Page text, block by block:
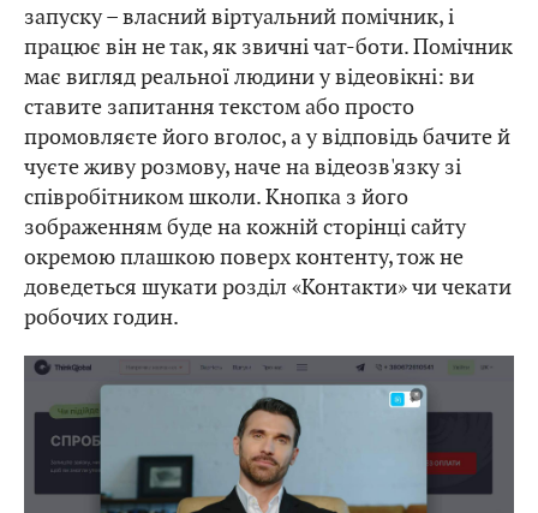
запуску – власний віртуальний помічник, і
працює він не так, як звичні чат-боти. Помічник
має вигляд реальної людини у відеовікні: ви
ставите запитання текстом або просто
промовляєте його вголос, а у відповідь бачите й
чуєте живу розмову, наче на відеозв'язку зі
співробітником школи. Кнопка з його
зображенням буде на кожній сторінці сайту
окремою плашкою поверх контенту, тож не
доведеться шукати розділ «Контакти» чи чекати
робочих годин.